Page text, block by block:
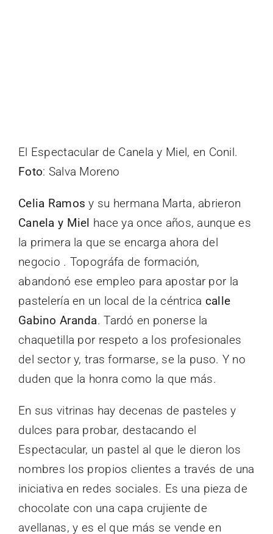
El Espectacular de Canela y Miel, en Conil.
Foto: Salva Moreno
Celia Ramos y su hermana Marta, abrieron
Canela y Miel hace ya once años, aunque es
la primera la que se encarga ahora del
negocio . Topográfa de formación,
abandonó ese empleo para apostar por la
pastelería en un local de la céntrica calle
Gabino Aranda. Tardó en ponerse la
chaquetilla por respeto a los profesionales
del sector y, tras formarse, se la puso. Y no
duden que la honra como la que más.
En sus vitrinas hay decenas de pasteles y
dulces para probar, destacando el
Espectacular, un pastel al que le dieron los
nombres los propios clientes a través de una
iniciativa en redes sociales. Es una pieza de
chocolate con una capa crujiente de
avellanas, y es el que más se vende en